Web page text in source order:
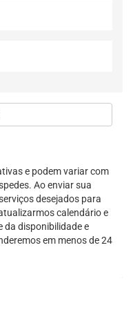
e podem variar com
Ao enviar sua
desejados para
calendário e
da disponibilidade e
em menos de 24